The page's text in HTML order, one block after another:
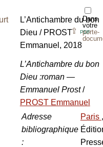
Dans
votre
porte-
⇪ PDF
L’Antichambre du bon
Dieu / PROST
Emmanuel, 2018
L’Antichambre du bon
Dieu :roman —
Emmanuel Prost/
PROST Emmanuel
Adresse
bibliographique
:
Paris ,